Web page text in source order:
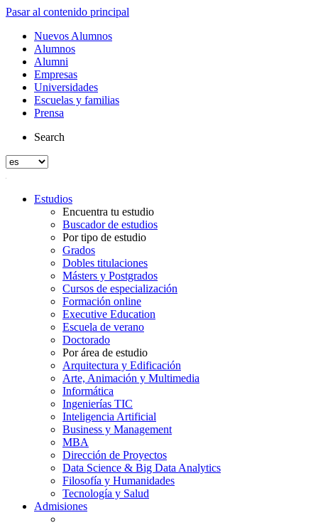
Pasar al contenido principal
Nuevos Alumnos
Alumnos
Alumni
Empresas
Universidades
Escuelas y familias
Prensa
Search
Estudios
Encuentra tu estudio
Buscador de estudios
Por tipo de estudio
Grados
Dobles titulaciones
Másters y Postgrados
Cursos de especialización
Formación online
Executive Education
Escuela de verano
Doctorado
Por área de estudio
Arquitectura y Edificación
Arte, Animación y Multimedia
Informática
Ingenierías TIC
Inteligencia Artificial
Business y Management
MBA
Dirección de Proyectos
Data Science & Big Data Analytics
Filosofía y Humanidades
Tecnología y Salud
Admisiones